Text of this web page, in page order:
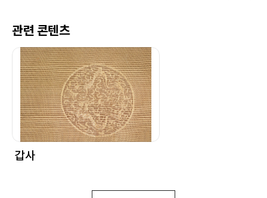
관련 콘텐츠
갑사